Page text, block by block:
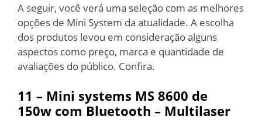
A seguir, você verá uma seleção com as melhores
opções de Mini System da atualidade. A escolha
dos produtos levou em consideração alguns
aspectos como preço, marca e quantidade de
avaliações do público. Confira.
11 – Mini systems MS 8600 de
150w com Bluetooth – Multilaser